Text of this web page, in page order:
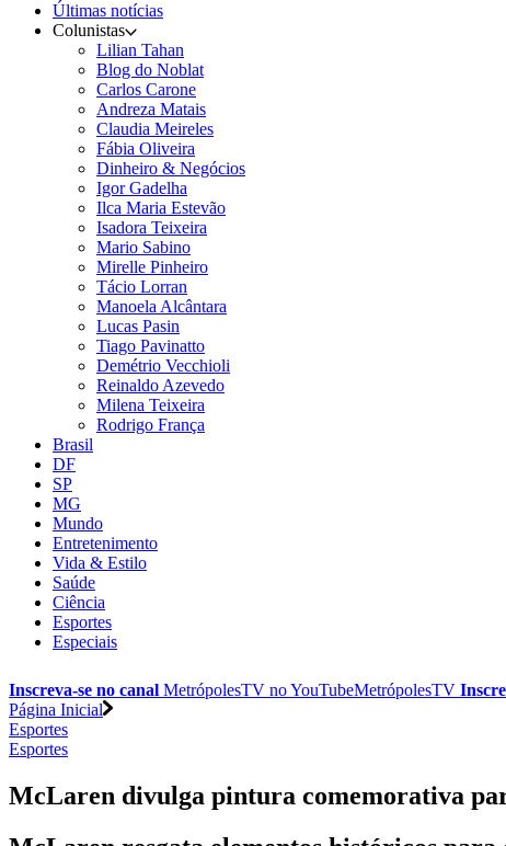
Últimas notícias
Colunistas
Lilian Tahan
Blog do Noblat
Carlos Carone
Andreza Matais
Claudia Meireles
Fábia Oliveira
Dinheiro & Negócios
Igor Gadelha
Ilca Maria Estevão
Isadora Teixeira
Mario Sabino
Mirelle Pinheiro
Tácio Lorran
Manoela Alcântara
Lucas Pasin
Tiago Pavinatto
Demétrio Vecchioli
Reinaldo Azevedo
Milena Teixeira
Rodrigo França
Brasil
DF
SP
MG
Mundo
Entretenimento
Vida & Estilo
Saúde
Ciência
Esportes
Especiais
Inscreva-se no canal MetrópolesTV noYouTubeMetrópolesTV
Página Inicial
Esportes
Esportes
McLaren divulga pintura comemorativa